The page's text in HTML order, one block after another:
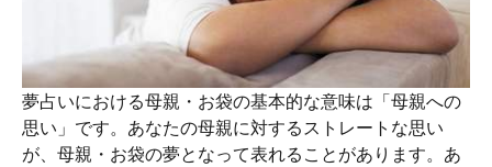
夢占いにおける母親・お袋の基本的な意味は「母親への
思い」です。あなたの母親に対するストレートな思い
が、母親・お袋の夢となって表れることがあります。あ